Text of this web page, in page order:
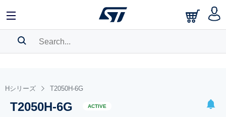
BOOKMARK
Pleaselog into show your saved searches.
Hシリーズ T2050H-6G
T2050H-6G ACTIVE